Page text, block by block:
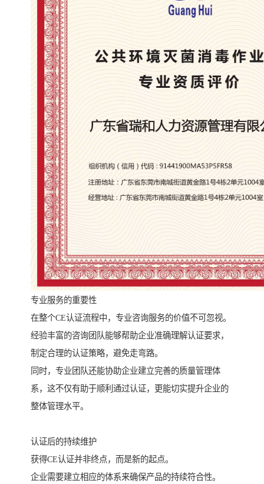
专业服务的重要性
在整个CE认证流程中，专业咨询服务的价值不可忽视。
经验丰富的咨询团队能够帮助企业准确理解认证要求，
制定合理的认证策略，避免走弯路。
同时，专业团队还能协助企业建立完善的质量管理体
系，这不仅有助于顺利通过认证，更能切实提升企业的
整体管理水平。
认证后的持续维护
获得CE认证并非终点，而是新的起点。
企业需要建立相应的体系来确保产品的持续符合性。